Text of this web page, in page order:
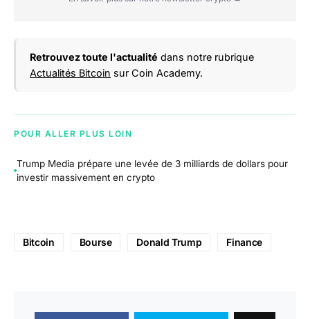
Retrouvez toute l'actualité dans notre rubrique
Actualités Bitcoin sur Coin Academy.
POUR ALLER PLUS LOIN
Trump Media prépare une levée de 3 milliards de dollars pour
investir massivement en crypto
Bitcoin Bourse Donald Trump Finance